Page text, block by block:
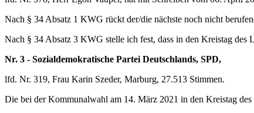
Nach § 34 Absatz 1 KWG rückt der/die nächste noch nicht
Nach § 34 Absatz 3 KWG stelle ich fest, dass in den Kreistag des
Nr. 3 - Sozialdemokratische Partei Deutschlands, SPD,
lfd. Nr. 319, Frau Karin Szeder, Marburg, 27.513 Stimmen.
Die bei der Kommunalwahl am 14. März 2021 in den Kreistag